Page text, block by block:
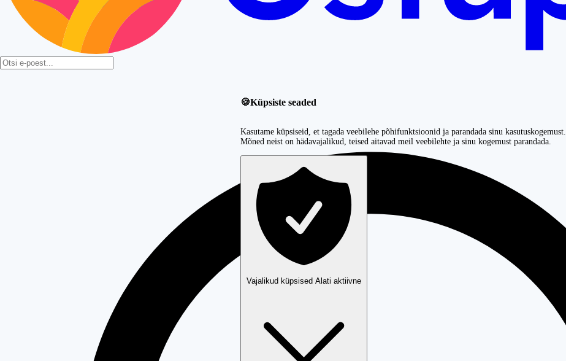
🍪Küpsiste seaded
Kasutame küpsiseid, et tagada veebilehe põhifunktsioonid ja parandada sinu kasutuskogemust.
Mõned neist on hädavajalikud, teised aitavad meil veebilehte ja sinu kogemust parandada.
Vajalikud küpsised